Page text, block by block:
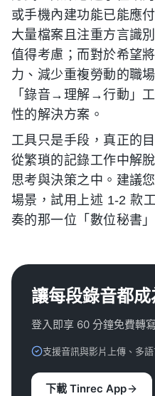
或手機內建功能已能應
大量檔案且注重方言識
值得考慮；而對於希望
力、減少重複勞動的職
「錄音→理解→行動」
性的解決方案。
工具只是手段，真正的
從繁瑣的記錄工作中解
思考與決策之中。建議
場景，試用上述 1-2 款
奏的那一位「數位秘書」
讓每段錄音都
登入即享 60 分鐘免費轉
支援音訊與影片上傳、多
下載 Tinrec App